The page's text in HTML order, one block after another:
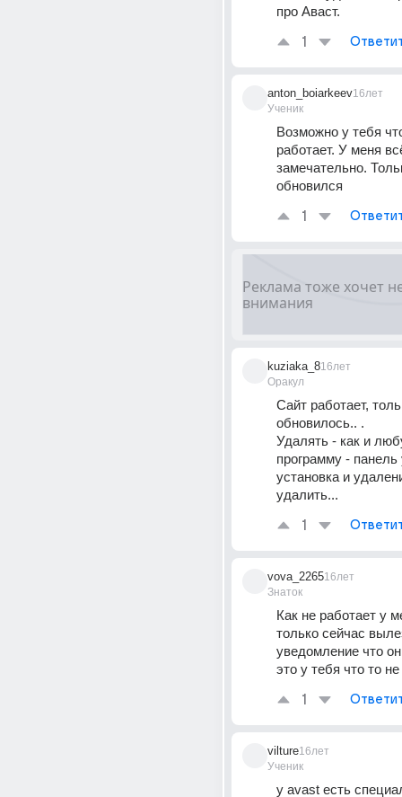
про Аваст.
1
anton_boiarkeev
Ученик
16лет
Возможно у тебя
работает. У меня
замечательно.
обновился
1
kuziaka_8
Оракул
16лет
Сайт работает,
обновилось.. .
Удалять - как и
программу - панель
установка и
удалить...
1
vova_2265
Знаток
16лет
Как не работает у
только сейчас
уведомление что
это у тебя что то
1
vilture
Ученик
16лет
у avast есть